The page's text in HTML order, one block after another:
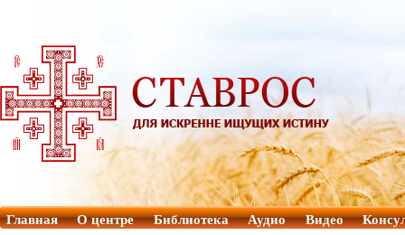
Главная О центре Библиотека Аудио Видео